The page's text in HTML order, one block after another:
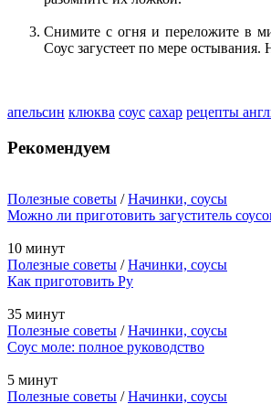
Снимите с огня и переложите в
Соус загустеет по мере остывания.
апельсин клюква соус сахар рецепты
Рекомендуем
Полезные советы /Начинки, соусы
Можно ли приготовить загуститель
10 минут
Полезные советы /Начинки, соусы
Как приготовить Ру
35 минут
Полезные советы /Начинки, соусы
Соус моле: полное руководство
5 минут
Полезные советы /Начинки, соусы